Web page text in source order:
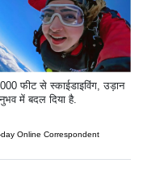
फीट से स्काईडाइविंग, उड़ान
में बदल दिया है.
day Online Correspondent